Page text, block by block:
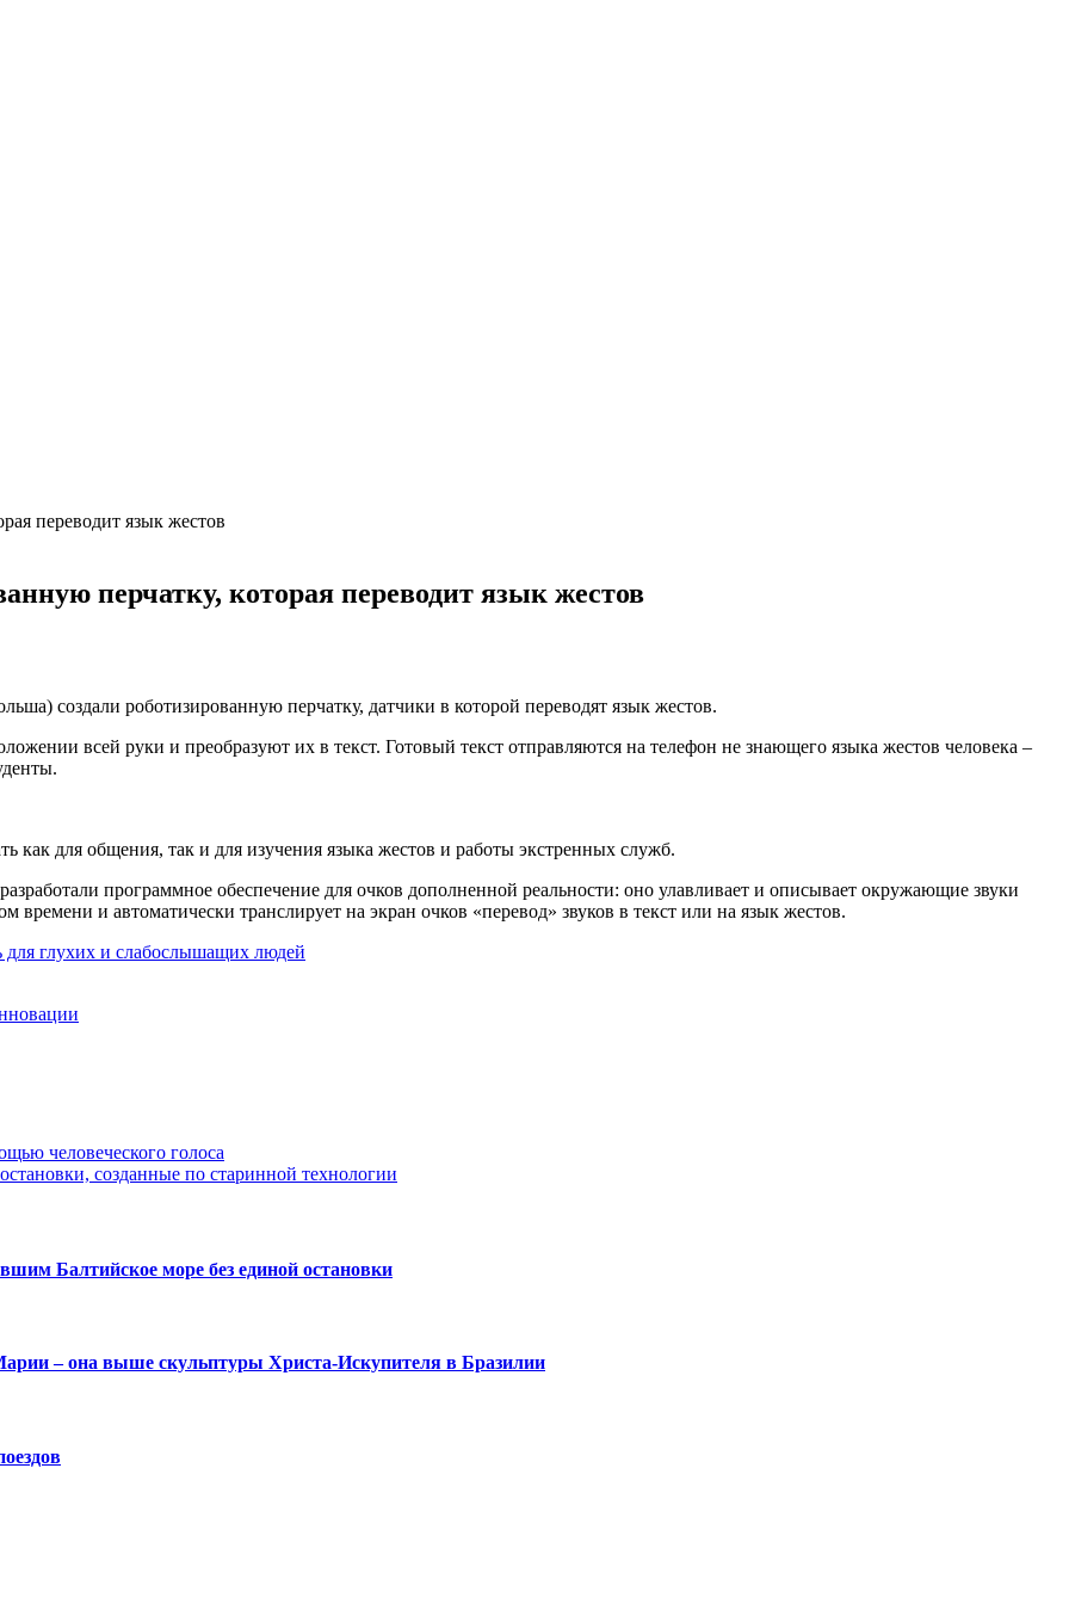
перчатку, которая переводит язык жестов
создали роботизированную перчатку, датчики в которой переводят язык жестов.
всей руки и преобразуют их в текст. Готовый текст отправляются на телефон не знающего языка жестов человека –
как для общения, так и для изучения языка жестов и работы экстренных служб.
программное обеспечение для очков дополненной реальности: оно улавливает и описывает окружающие звуки
и автоматически транслирует на экран очков «перевод» звуков в текст или на язык жестов.
для глухих и слабослышащих людей
человеческого голоса
созданные по старинной технологии
Балтийское море без единой остановки
– она выше скульптуры Христа-Искупителя в Бразилии